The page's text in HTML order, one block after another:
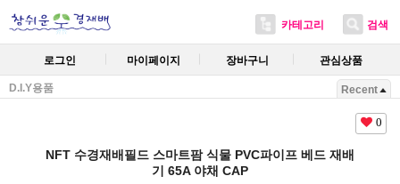
카테고리 검색
로그인 마이페이지 장바구니 관심상품
D.I.Y용품 Recent
0
NFT 수경재배필드 스마트팜 식물 PVC파이프 베드 재배
기 65A 야채 CAP